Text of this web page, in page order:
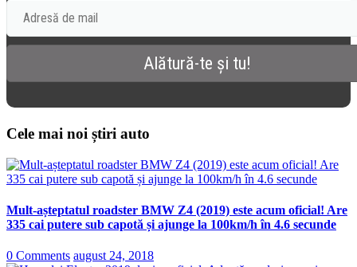
Cele mai noi știri auto
Mult-așteptatul roadster BMW Z4 (2019) este acum oficial! Are
335 cai putere sub capotă și ajunge la 100km/h în 4.6 secunde
0 Comments august 24, 2018